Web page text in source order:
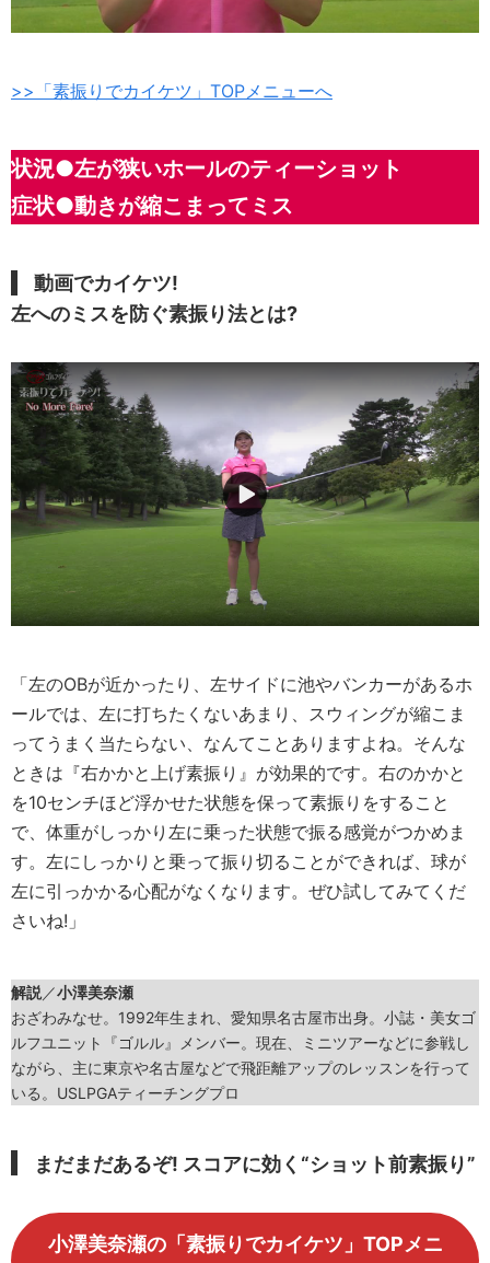
>>「素振りでカイケツ」TOPメニューへ
状況●左が狭いホールのティーショット
症状●動きが縮こまってミス
動画でカイケツ!
左へのミスを防ぐ素振り法とは?
「左のOBが近かったり、左サイドに池やバンカーがあるホ
ールでは、左に打ちたくないあまり、スウィングが縮こま
ってうまく当たらない、なんてことありますよね。そんな
ときは『右かかと上げ素振り』が効果的です。右のかかと
を10センチほど浮かせた状態を保って素振りをすること
で、体重がしっかり左に乗った状態で振る感覚がつかめま
す。左にしっかりと乗って振り切ることができれば、球が
左に引っかかる心配がなくなります。ぜひ試してみてくだ
さいね!」
解説／小澤美奈瀬
おざわみなせ。1992年生まれ、愛知県名古屋市出身。小誌・美女ゴ
ルフユニット『ゴルル』メンバー。現在、ミニツアーなどに参戦し
ながら、主に東京や名古屋などで飛距離アップのレッスンを行って
いる。USLPGAティーチングプロ
まだまだあるぞ! スコアに効く“ショット前素振り”
小澤美奈瀬の「素振りでカイケツ」TOPメニ